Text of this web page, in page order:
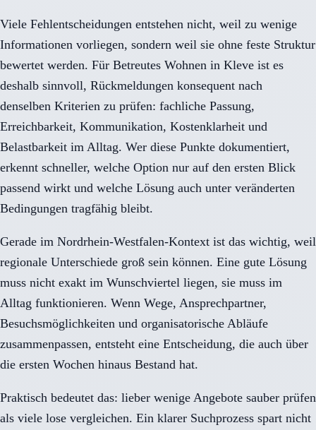
Viele Fehlentscheidungen entstehen nicht, weil zu wenige
Informationen vorliegen, sondern weil sie ohne feste Struktur
bewertet werden. Für Betreutes Wohnen in Kleve ist es
deshalb sinnvoll, Rückmeldungen konsequent nach
denselben Kriterien zu prüfen: fachliche Passung,
Erreichbarkeit, Kommunikation, Kostenklarheit und
Belastbarkeit im Alltag. Wer diese Punkte dokumentiert,
erkennt schneller, welche Option nur auf den ersten Blick
passend wirkt und welche Lösung auch unter veränderten
Bedingungen tragfähig bleibt.
Gerade im Nordrhein-Westfalen-Kontext ist das wichtig, weil
regionale Unterschiede groß sein können. Eine gute Lösung
muss nicht exakt im Wunschviertel liegen, sie muss im
Alltag funktionieren. Wenn Wege, Ansprechpartner,
Besuchsmöglichkeiten und organisatorische Abläufe
zusammenpassen, entsteht eine Entscheidung, die auch über
die ersten Wochen hinaus Bestand hat.
Praktisch bedeutet das: lieber wenige Angebote sauber prüfen
als viele lose vergleichen. Ein klarer Suchprozess spart nicht